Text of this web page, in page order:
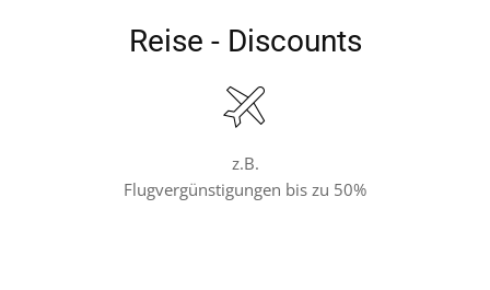
Reise - Discounts
z.B.
Flugvergünstigungen bis zu 50%